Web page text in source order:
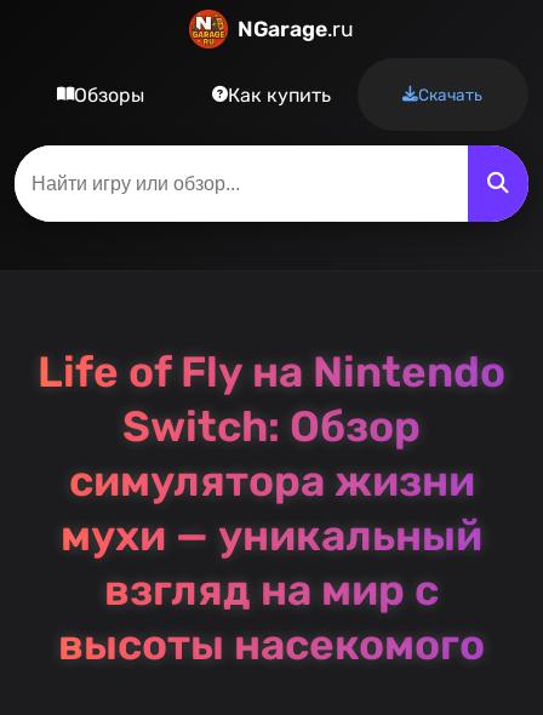
NGarage.ru
Обзоры Как купить Скачать
Life of Fly на Nintendo
Switch: Обзор
симулятора жизни
мухи — уникальный
взгляд на мир с
высоты насекомого